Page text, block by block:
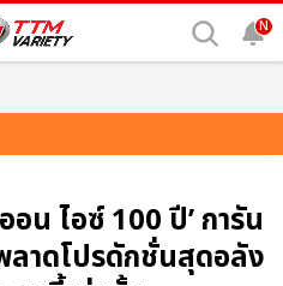
N
น ไอซ์ 100 ปี’ การัน
ลาดโปรดักชั่นสุดอลัง